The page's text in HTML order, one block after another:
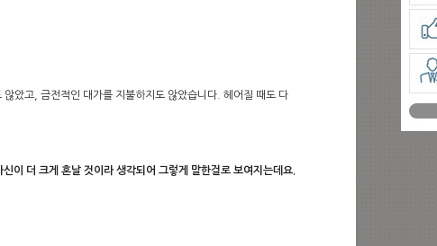
았고, 금전적인 대가를 지불하지도 않았습니다. 헤어질 때도 다
이 더 크게 혼날 것이라 생각되어 그렇게 말한걸로 보여지는데요.